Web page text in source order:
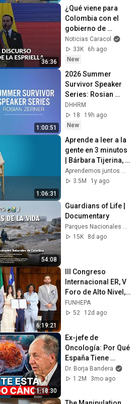
36:36
¿Qué viene para
Colombia con el
gobierno de
Abelardo de la
Espriella? Los
mensajes de su
Noticias Caracol
33K
6h ago
New
1:00:51
2026 Summer
Survivor Speaker
Series: Rosian
Zerner
DHHRM
18
19h ago
New
1:06:31
Aprende a leer a la
gente en 3 minutos
| Bárbara Tijerina,
experta en
comunicación no
3.5M
1y ago
54:08
Guardians of Life |
Documentary
15K
8d ago
6:19:21
III Congreso
Internacional ER, V
Foro de Alto Nivel,
XIII Congreso
Iberoamericano ER
FUNHEPA
52
12d ago
1:18:30
Ex-jefe de
Oncología: Por Qué
España Tiene
Tantos Casos de
Cáncer (la
plato)
Dr. Borja Bandera
1.2M
3mo ago